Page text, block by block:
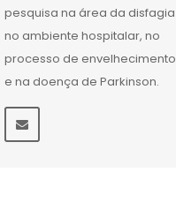
pesquisa na área da disfagia
no ambiente hospitalar, no
processo de envelhecimento
e na doença de Parkinson.